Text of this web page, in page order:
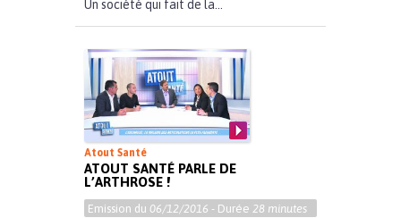
Un société qui fait de la...
Atout Santé
ATOUT SANTÉ PARLE DE
L’ARTHROSE !
Emission du 06/12/2016 - Durée 28 minutes